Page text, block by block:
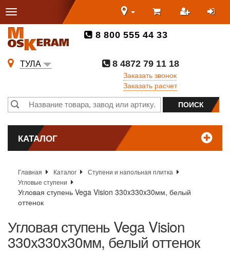
8 800 555 44 33
ТУЛА
8 4872 79 11 18
Заказать звонок
Заказать расчет
КАТАЛОГ
Главная Каталог
Ступени и напольная плитка
Угловые ступени
Угловая ступень Vega Vision 330x330x30мм, белый
оттенок
Угловая ступень Vega Vision
330x330x30мм, белый оттенок